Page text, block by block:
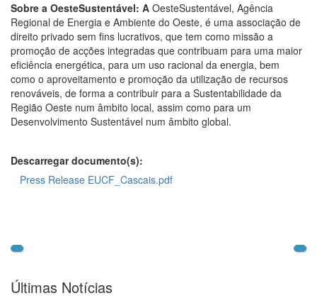
Sobre a OesteSustentável: A OesteSustentável, Agência
Regional de Energia e Ambiente do Oeste, é uma associação de
direito privado sem fins lucrativos, que tem como missão a
promoção de acções integradas que contribuam para uma maior
eficiência energética, para um uso racional da energia, bem
como o aproveitamento e promoção da utilização de recursos
renováveis, de forma a contribuir para a Sustentabilidade da
Região Oeste num âmbito local, assim como para um
Desenvolvimento Sustentável num âmbito global.
Descarregar documento(s):
Press Release EUCF_Cascais.pdf
Últimas Notícias